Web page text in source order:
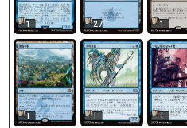
1 27 1
1 1 1